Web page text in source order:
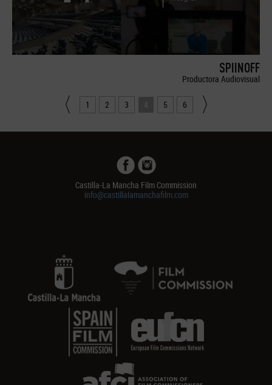
SPIINOFF
Productora Audiovisual
1 2 3 4 5 6
Castilla-La Mancha Film Commission
info@castillalamanchafilm.com